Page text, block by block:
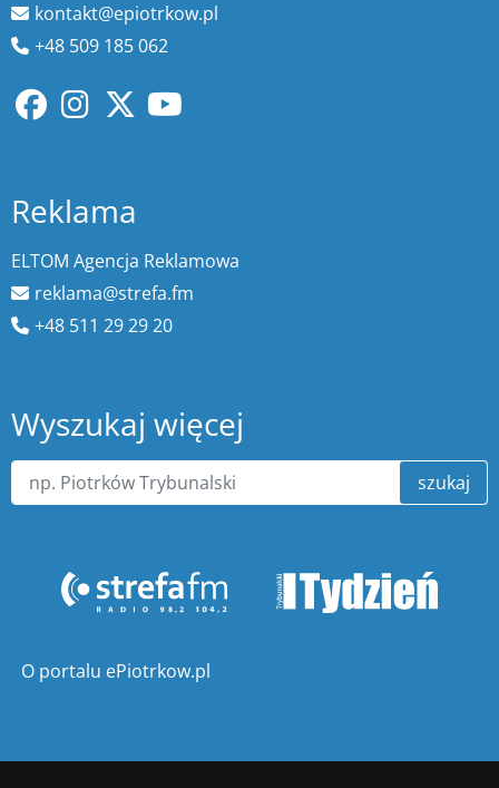
kontakt@epiotrkow.pl
+48 509 185 062
Reklama
ELTOM Agencja Reklamowa
reklama@strefa.fm
+48 511 29 29 20
Wyszukaj więcej
szukaj
O portalu ePiotrkow.pl